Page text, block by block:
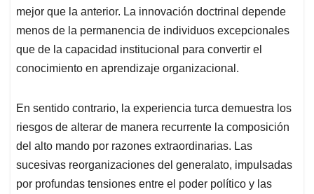
mejor que la anterior. La innovación doctrinal depende
menos de la permanencia de individuos excepcionales
que de la capacidad institucional para convertir el
conocimiento en aprendizaje organizacional.
En sentido contrario, la experiencia turca demuestra los
riesgos de alterar de manera recurrente la composición
del alto mando por razones extraordinarias. Las
sucesivas reorganizaciones del generalato, impulsadas
por profundas tensiones entre el poder político y las